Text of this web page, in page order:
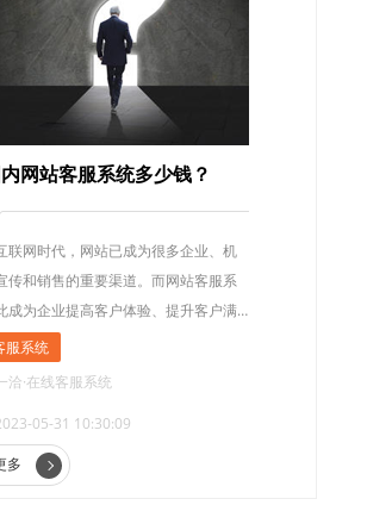
网站客服系统多少钱？
联网时代，网站已成为很多企业、机
传和销售的重要渠道。而网站客服系
成为企业提高客户体验、提升客户满
要手段。然而，很多企业在选择网站
服系统
洽·在线客服系统
05-31 10:30:09
多